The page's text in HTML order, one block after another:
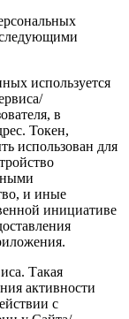
следующими
используется
в
Токен,
использован для
и иные
инициативе
Такая
активности
с